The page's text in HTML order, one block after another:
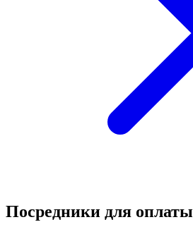
Посредники для оплаты